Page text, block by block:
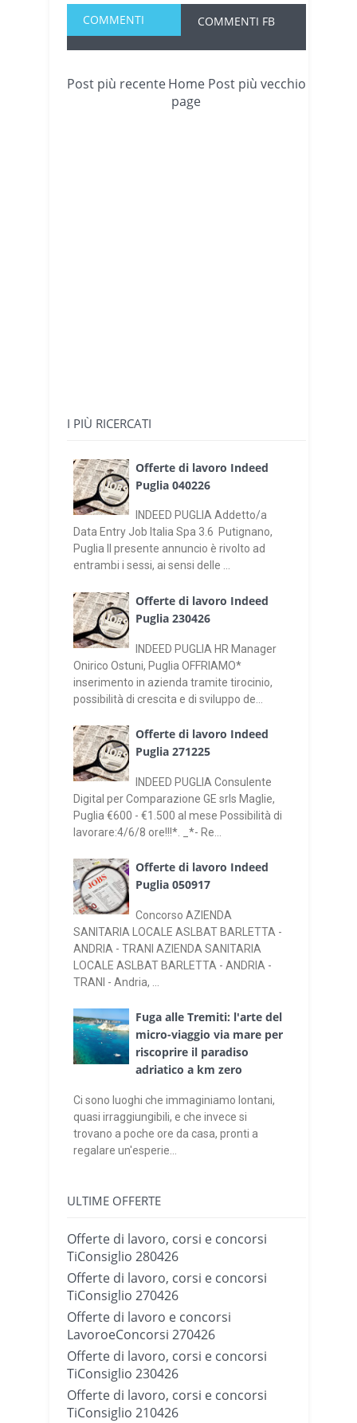
COMMENTI COMMENTI FB
Post più recente Post più vecchio
Home
page
I PIÙ RICERCATI
Offerte di lavoro Indeed
Puglia 040226
INDEED PUGLIA Addetto/a
Data Entry Job Italia Spa 3.6 Putignano,
Puglia Il presente annuncio è rivolto ad
entrambi i sessi, ai sensi delle ...
Offerte di lavoro Indeed
Puglia 230426
INDEED PUGLIA HR Manager
Onirico Ostuni, Puglia OFFRIAMO*
inserimento in azienda tramite tirocinio,
possibilità di crescita e di sviluppo de...
Offerte di lavoro Indeed
Puglia 271225
INDEED PUGLIA Consulente
Digital per Comparazione GE srls Maglie,
Puglia €600 - €1.500 al mese Possibilità di
lavorare:4/6/8 ore!!!*. _*- Re...
Offerte di lavoro Indeed
Puglia 050917
Concorso AZIENDA
SANITARIA LOCALE ASLBAT BARLETTA -
ANDRIA - TRANI AZIENDA SANITARIA
LOCALE ASLBAT BARLETTA - ANDRIA -
TRANI - Andria, ...
Fuga alle Tremiti: l'arte del
micro-viaggio via mare per
riscoprire il paradiso
adriatico a km zero
Ci sono luoghi che immaginiamo lontani,
quasi irraggiungibili, e che invece si
trovano a poche ore da casa, pronti a
regalare un'esperie...
ULTIME OFFERTE
Offerte di lavoro, corsi e concorsi
TiConsiglio 280426
Offerte di lavoro, corsi e concorsi
TiConsiglio 270426
Offerte di lavoro e concorsi
LavoroeConcorsi 270426
Offerte di lavoro, corsi e concorsi
TiConsiglio 230426
Offerte di lavoro, corsi e concorsi
TiConsiglio 210426